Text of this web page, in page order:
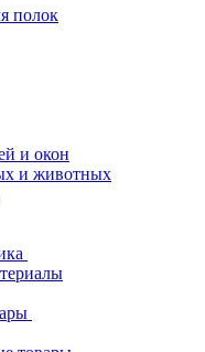
полок
и окон
и животных